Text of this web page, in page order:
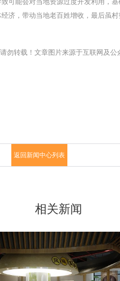
可能会对当地资源过度开发利用，
济，带动当地老百姓增收，最后虽
勿转载！文章图片来源于互联网及公
返回新闻中心列表
相关新闻